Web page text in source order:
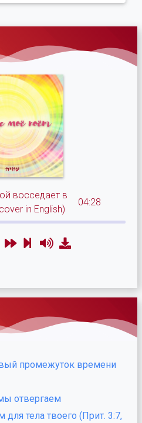
восседает в
in English)
04:28
промежуток времени
отвергаем
для тела твоего (Прит. 3:7,